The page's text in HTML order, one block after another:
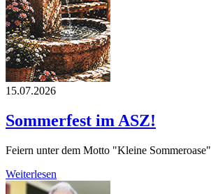
15.07.2026
Sommerfest im ASZ!
Feiern unter dem Motto "Kleine Sommeroase"
Weiterlesen